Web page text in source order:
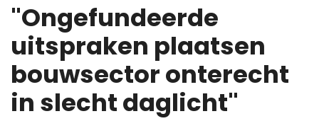
"Ongefundeerde
uitspraken plaatsen
bouwsector onterecht
in slecht daglicht"